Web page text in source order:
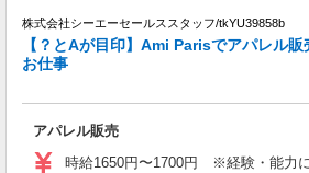
株式会社シーエーセールススタッフ/tkYU39858b
【？とAが目印】Ami Parisでアパレル販
お仕事
アパレル販売
時給1650円〜1700円 ※経験・能力